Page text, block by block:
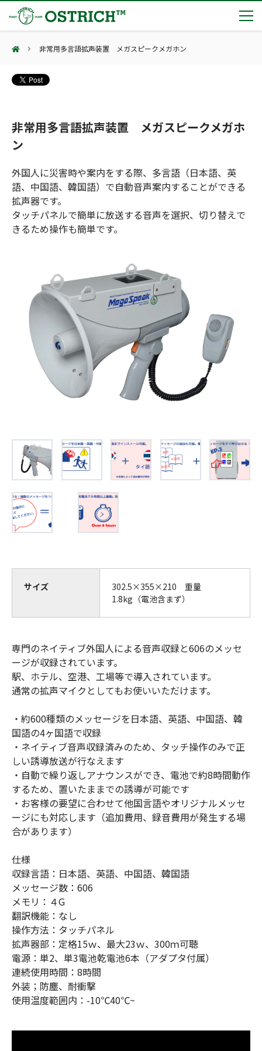
製品カテゴリー
輸血保冷庫
(Bear Avoidance)
(Massive Hemorrhage)
気道管理
(Airway)
呼吸管理
(Respiration)
循環管理
もっと見る
製品をキーワードで検索
検索
夏季休業のお知らせ
2展示会【①危機管理産業展(RISCON TOKYO)2026】【②テロ対策特殊装備展（SEECAT）】に同時出展いたします
オーストリッチ熊対策カタログ
オーストリッチ防犯カタログ
ダマスカス製品カタログ（日本語版）
総合カタログ掲載のお知らせ
会社案内
会社案内
会社概要
アクセス
主な納入実績
カタログ
採用情報
お問合せ
見積り
オンラインショップ
English 日本語
CLOSE
非常用多言語拡声装置 メガスピークメガホン
非常用多言語拡声装置 メガスピークメガホ
ン
外国人に災害時や案内をする際、多言語（日本語、英
語、中国語、韓国語）で自動音声案内することができる
拡声器です。
タッチパネルで簡単に放送する音声を選択、切り替えで
きるため操作も簡単です。
サイズ
302.5×355×210 重量
1.8kg（電池含まず）
専門のネイティブ外国人による音声収録と606のメッセ
ージが収録されています。
駅、ホテル、空港、工場等で導入されています。
通常の拡声マイクとしてもお使いいただけます。
・約600種類のメッセージを日本語、英語、中国語、韓
国語の4ヶ国語で収録
・ネイティブ音声収録済みのため、タッチ操作のみで正
しい誘導放送が行なえます
・自動で繰り返しアナウンスができ、電池で約8時間動作
するため、置いたままでの誘導が可能です
・お客様の要望に合わせて他国言語やオリジナルメッセ
ージにも対応します（追加費用、録音費用が発生する場
合があります）
仕様
収録言語：日本語、英語、中国語、韓国語
メッセージ数：606
メモリ：４G
翻訳機能：なし
操作方法：タッチパネル
拡声器部：定格15ｗ、最大23ｗ、300ｍ可聴
電源：単2、単3電池乾電池6本（アダプタ付属）
連続使用時間：8時間
外装；防塵、耐衝撃
使用温度範囲内：-10℃40℃~